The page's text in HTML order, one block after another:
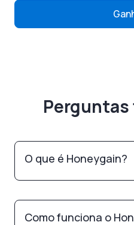
O que é Honeygain?
Como funciona o